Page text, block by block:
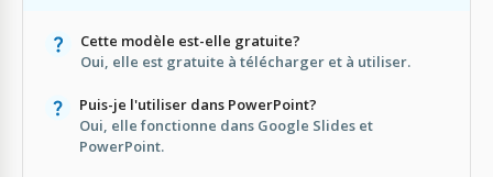
Cette modèle est-elle gratuite?
Oui, elle est gratuite à télécharger et à utiliser.
Puis-je l'utiliser dans PowerPoint?
Oui, elle fonctionne dans Google Slides et
PowerPoint.